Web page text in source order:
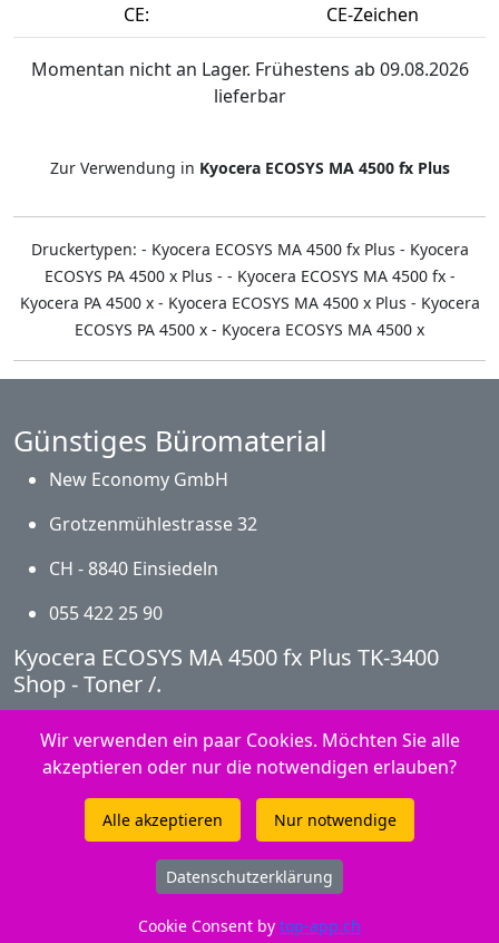
CE:
CE-Zeichen
Momentan nicht an Lager. Frühestens ab 09.08.2026
lieferbar
Zur Verwendung in Kyocera ECOSYS MA 4500 fx Plus
Druckertypen: - Kyocera ECOSYS MA 4500 fx Plus - Kyocera
ECOSYS PA 4500 x Plus - - Kyocera ECOSYS MA 4500 fx -
Kyocera PA 4500 x - Kyocera ECOSYS MA 4500 x Plus - Kyocera
ECOSYS PA 4500 x - Kyocera ECOSYS MA 4500 x
Günstiges Büromaterial
New Economy GmbH
Grotzenmühlestrasse 32
CH - 8840 Einsiedeln
055 422 25 90
Kyocera ECOSYS MA 4500 fx Plus TK-3400
Shop - Toner /.
Online-Shop mit Dauertiefstpreisen - kaufen Sie in
diesem Shop kompatible Druckerpatronen,
Tonermodule und Toner für fast alle Drucker (alle
verfügbaren Modelle / Hersteller-ID werden angezeigt),
aber immer günstiger.
2026 - Topangebot.ch
Peach Produkte - Fotopapier
Wir verwenden ein paar Cookies. Möchten Sie alle
akzeptieren oder nur die notwendigen erlauben?
Alle akzeptieren Nur notwendige
Datenschutzerklärung
Cookie Consent by top-app.ch